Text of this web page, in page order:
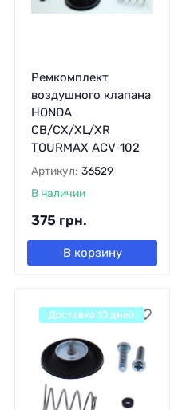
Ремкомплект
воздушного клапана
HONDA
CB/CX/XL/XR
TOURMAX ACV-102
Артикул: 36529
В наличии
375 грн.
В корзину
Доставка 10 дней